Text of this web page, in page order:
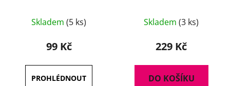
Skladem (5 ks)
99 Kč
hodnocení
produktu
5,0
z
Skladem (3 ks)
229 Kč
DO KOŠÍKU